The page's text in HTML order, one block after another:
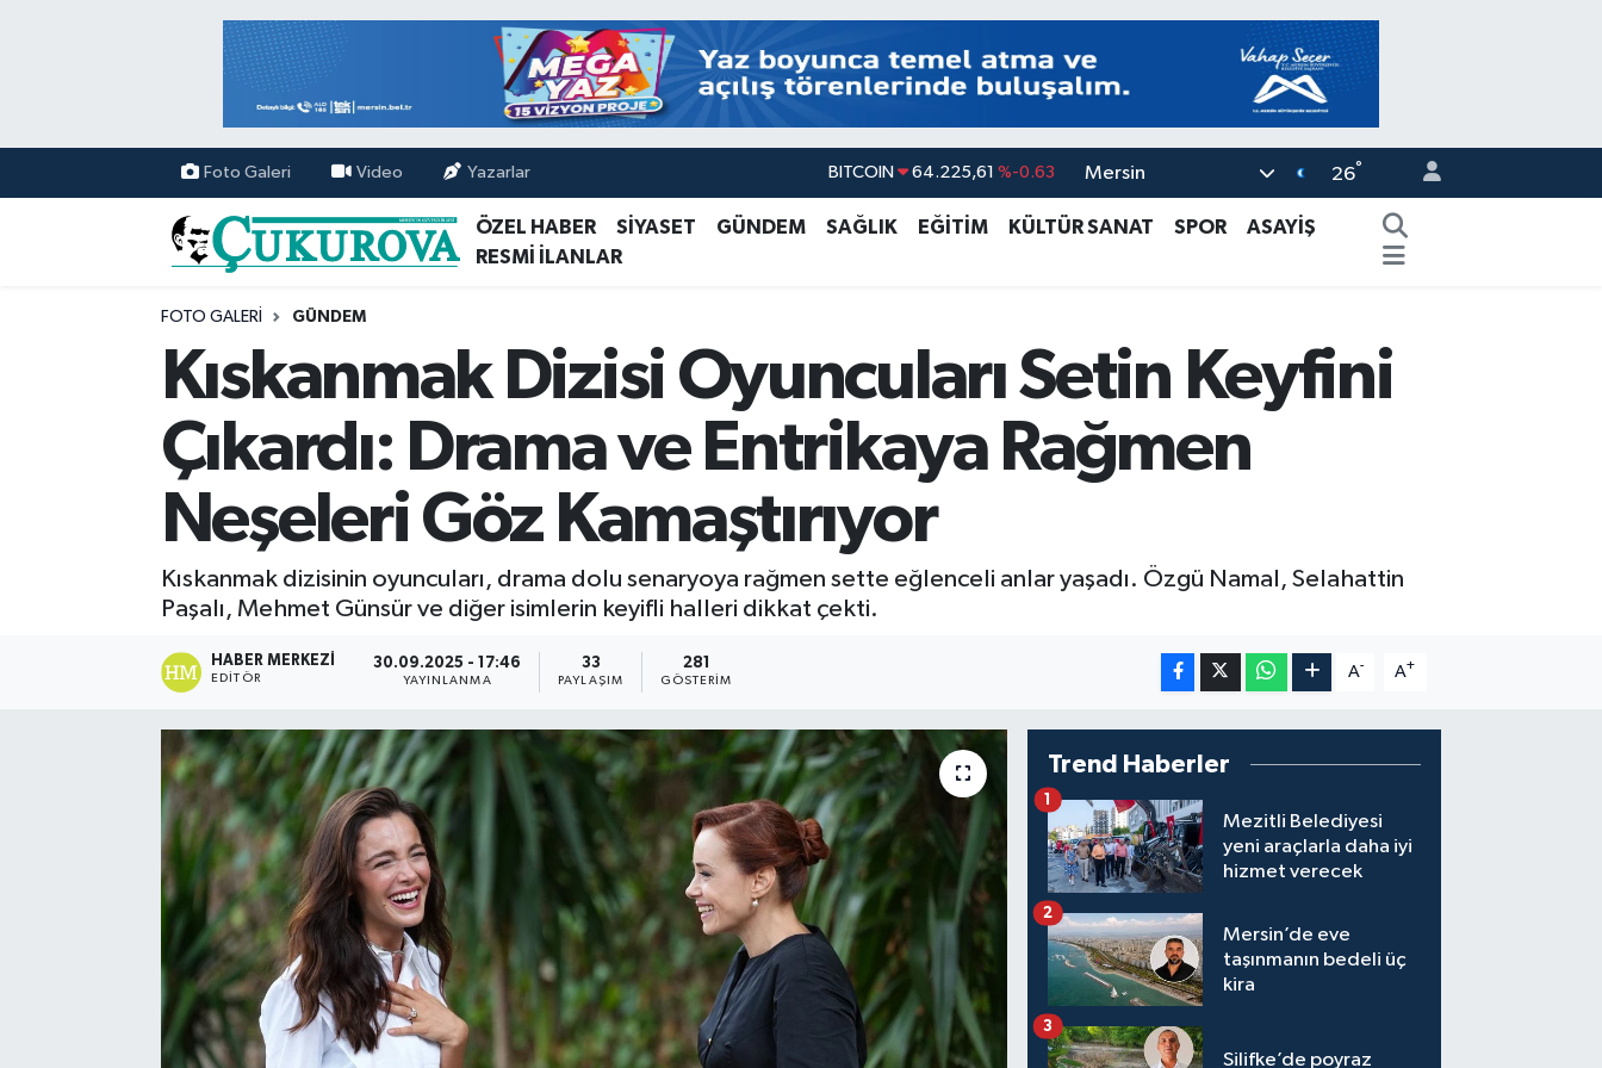
Foto Galeri Video Yazarlar DOLAR 47,6704 %0
EURO 55,0406 %-0.08
%70
BITCOIN 64.225,61 %-0.63
Mersin 26°
ÖZEL HABER SİYASET GÜNDEM SAĞLIK EĞİTİM KÜLTÜR SANAT SPOR
ASAYİŞ
RESMİ İLANLAR
FOTO GALERI GÜNDEM
Kıskanmak Dizisi Oyuncuları Setin Keyfini
Çıkardı: Drama ve Entrikaya Rağmen
Neşeleri Göz Kamaştırıyor
Kıskanmak dizisinin oyuncuları, drama dolu senaryoya rağmen sette eğlenceli anlar yaşadı. Özgü Namal, Selahattin
Paşalı, Mehmet Günsür ve diğer isimlerin keyifli halleri dikkat çekti.
HABER MERKEZI
EDITÖR
30.09.2025 - 17:46
YAYINLANMA
33
PAYLAŞIM
281
GÖSTERIM
A- A+
Trend Haberler
Mezitli Belediyesi
yeni araçlarla daha iyi
hizmet verecek
1
Mersin’de eve
taşınmanın bedeli üç
kira
2
Silifke’de poyraz
3
Mersin Nöbetçi Eczaneler
Mersin Hava Durumu
Mersin Namaz Vakitleri
Mersin Trafik Yoğunluk Haritası
Tüm Manşetler
Son Dakika Haberleri
Haber Arşivi